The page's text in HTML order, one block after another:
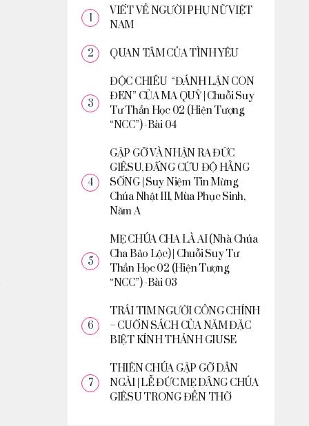
VIẾT VỀ NGƯỜI PHỤ NỮ VIỆT
NAM
QUAN TÂM CỦA TÌNH YÊU
ĐỘC CHIÊU “ĐÁNH LẬN CON
ĐEN” CỦA MA QUỶ | Chuỗi Suy
Tư Thần Học 02 (Hiện Tượng
“NCC”) -Bài 04
GẶP GỠ VÀ NHẬN RA ĐỨC
GIÊSU, ĐẤNG CỨU ĐỘ HẰNG
SỐNG | Suy Niệm Tin Mừng
Chúa Nhật III, Mùa Phục Sinh,
Năm A
MẸ CHÚA CHA LÀ AI (Nhà Chúa
Cha Bảo Lộc) | Chuỗi Suy Tư
Thần Học 02 (Hiện Tượng
“NCC”) -Bài 03
TRÁI TIM NGƯỜI CÔNG CHÍNH
– CUỐN SÁCH CỦA NĂM ĐẶC
BIỆT KÍNH THÁNH GIUSE
THIÊN CHÚA GẶP GỠ DÂN
NGÀI | LỄ ĐỨC MẸ DÂNG CHÚA
GIÊSU TRONG ĐỀN THỜ